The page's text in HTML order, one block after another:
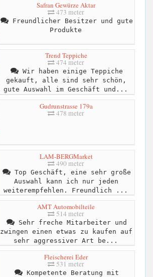
Safran Gewürze Aktar
473 meter
Freundlicher Besitzer und gute
Produkte
Trend Teppiche
474 meter
Wir haben einige Teppiche
gekauft, alle sind sehr schön,
gute Auswahl im Geschäft und...
Gudrunstrasse 179a
478 meter
LAM-BERGMarket
490 meter
Top Geschäft, eine sehr große
Auswahl kann ich nur jeden
weiterempfehlen. Freundlich ...
AMT Automobilteile
514 meter
Sehr freche Mitarbeiter und
zwingen einen etwas zu kaufen auf
sehr aggressiver Art be...
Fleischerei Eder
531 meter
Kompetente Beratung mit